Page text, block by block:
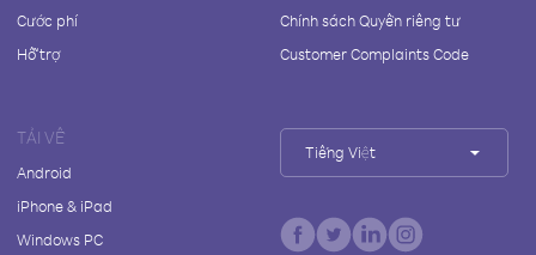
Cước phí
Hỗ trợ
Chính sách Quyền riêng tư
Customer Complaints Code
TẢI VỀ
Android
iPhone & iPad
Windows PC
Tiếng Việt